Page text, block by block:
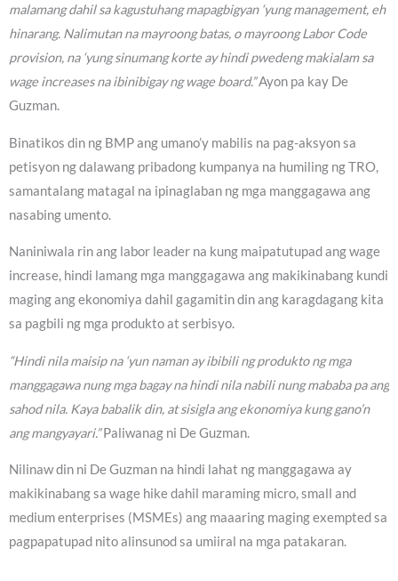
malamang dahil sa kagustuhang mapagbigyan ‘yung management, eh
hinarang. Nalimutan na mayroong batas, o mayroong Labor Code
provision, na ‘yung sinumang korte ay hindi pwedeng makialam sa
wage increases na ibinibigay ng wage board.”Ayon pa kay De
Guzman.
Binatikos din ng BMP ang umano’y mabilis na pag-aksyon sa
petisyon ng dalawang pribadong kumpanya na humiling ng TRO,
samantalang matagal na ipinaglaban ng mga manggagawa ang
nasabing umento.
Naniniwala rin ang labor leader na kung maipatutupad ang wage
increase, hindi lamang mga manggagawa ang makikinabang kundi
maging ang ekonomiya dahil gagamitin din ang karagdagang kita
sa pagbili ng mga produkto at serbisyo.
“Hindi nila maisip na ‘yun naman ay ibibili ng produkto ng mga
manggagawa nung mga bagay na hindi nila nabili nung mababa pa ang
sahod nila. Kaya babalik din, at sisigla ang ekonomiya kung gano’n
ang mangyayari.”Paliwanag ni De Guzman.
Nilinaw din ni De Guzman na hindi lahat ng manggagawa ay
makikinabang sa wage hike dahil maraming micro, small and
medium enterprises (MSMEs) ang maaaring maging exempted sa
pagpapatupad nito alinsunod sa umiiral na mga patakaran.